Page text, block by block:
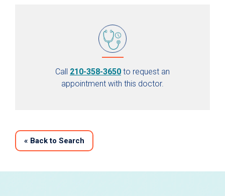
Call 210-358-3650 to request an
appointment with this doctor.
« Back to Search